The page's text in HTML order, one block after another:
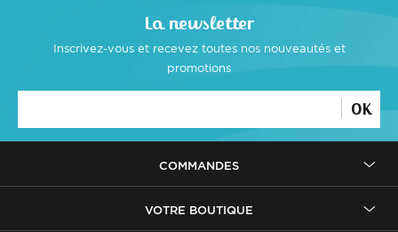
La newsletter
Inscrivez-vous et recevez toutes nos nouveautés et
promotions
OK
COMMANDES
VOTRE BOUTIQUE